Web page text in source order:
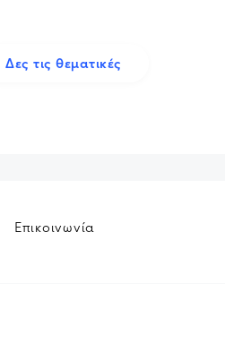
Δες τις θεματικές
Επικοινωνία